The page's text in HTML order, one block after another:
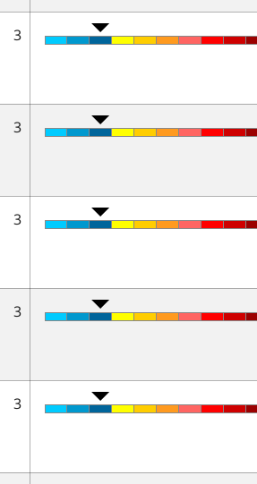
3
3
3
3
3